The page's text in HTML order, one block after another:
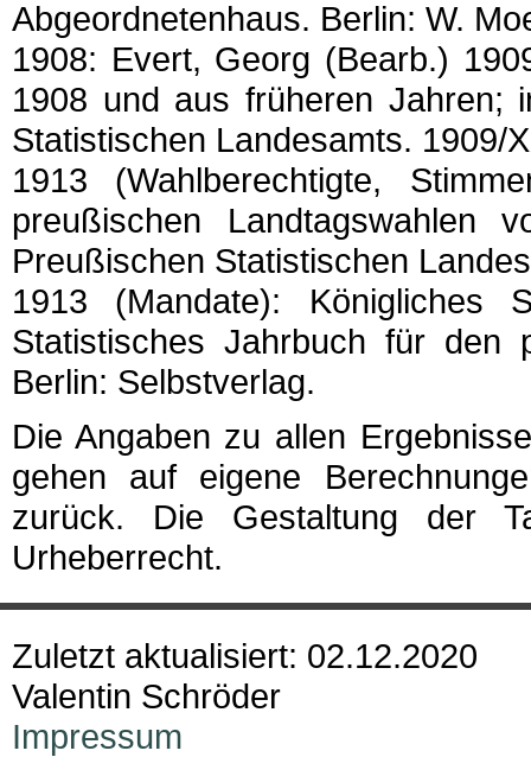
Abgeordnetenhaus. Berlin: W.
1908: Evert, Georg (Bearb.)
1908 und aus früheren Jahren;
Statistischen Landesamts. 1909/
1913 (Wahlberechtigte,
preußischen Landtagswahlen
Preußischen Statistischen
1913 (Mandate): Königliches
Statistisches Jahrbuch für den
Berlin: Selbstverlag.
Die Angaben zu allen
gehen auf eigene
zurück. Die Gestaltung der
Urheberrecht.
Zuletzt aktualisiert: 02.12.2020
Valentin Schröder
Impressum